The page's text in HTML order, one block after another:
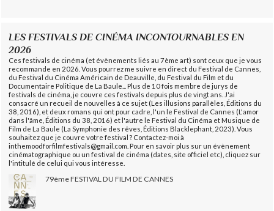
LES FESTIVALS DE CINÉMA INCONTOURNABLES EN
2026
Ces festivals de cinéma (et évènements liés au 7ème art) sont ceux que je vous
recommande en 2026. Vous pourrez me suivre en direct du Festival de Cannes,
du Festival du Cinéma Américain de Deauville, du Festival du Film et du
Documentaire Politique de La Baule... Plus de 10 fois membre de jurys de
festivals de cinéma, je couvre ces festivals depuis plus de vingt ans. J'ai
consacré un recueil de nouvelles à ce sujet (Les illusions parallèles, Éditions du
38, 2016), et deux romans qui ont pour cadre, l'un le Festival de Cannes (L'amor
dans l'âme, Éditions du 38, 2016) et l'autre le Festival du Cinéma et Musique de
Film de La Baule (La Symphonie des rêves, Éditions Blacklephant, 2023). Vous
souhaitez que je couvre votre festival ? Contactez-moi à
inthemoodforfilmfestivals@gmail.com. Pour en savoir plus sur un évènement
cinématographique ou un festival de cinéma (dates, site officiel etc), cliquez sur
l'intitulé de celui qui vous intéresse.
79ème FESTIVAL DU FILM DE CANNES